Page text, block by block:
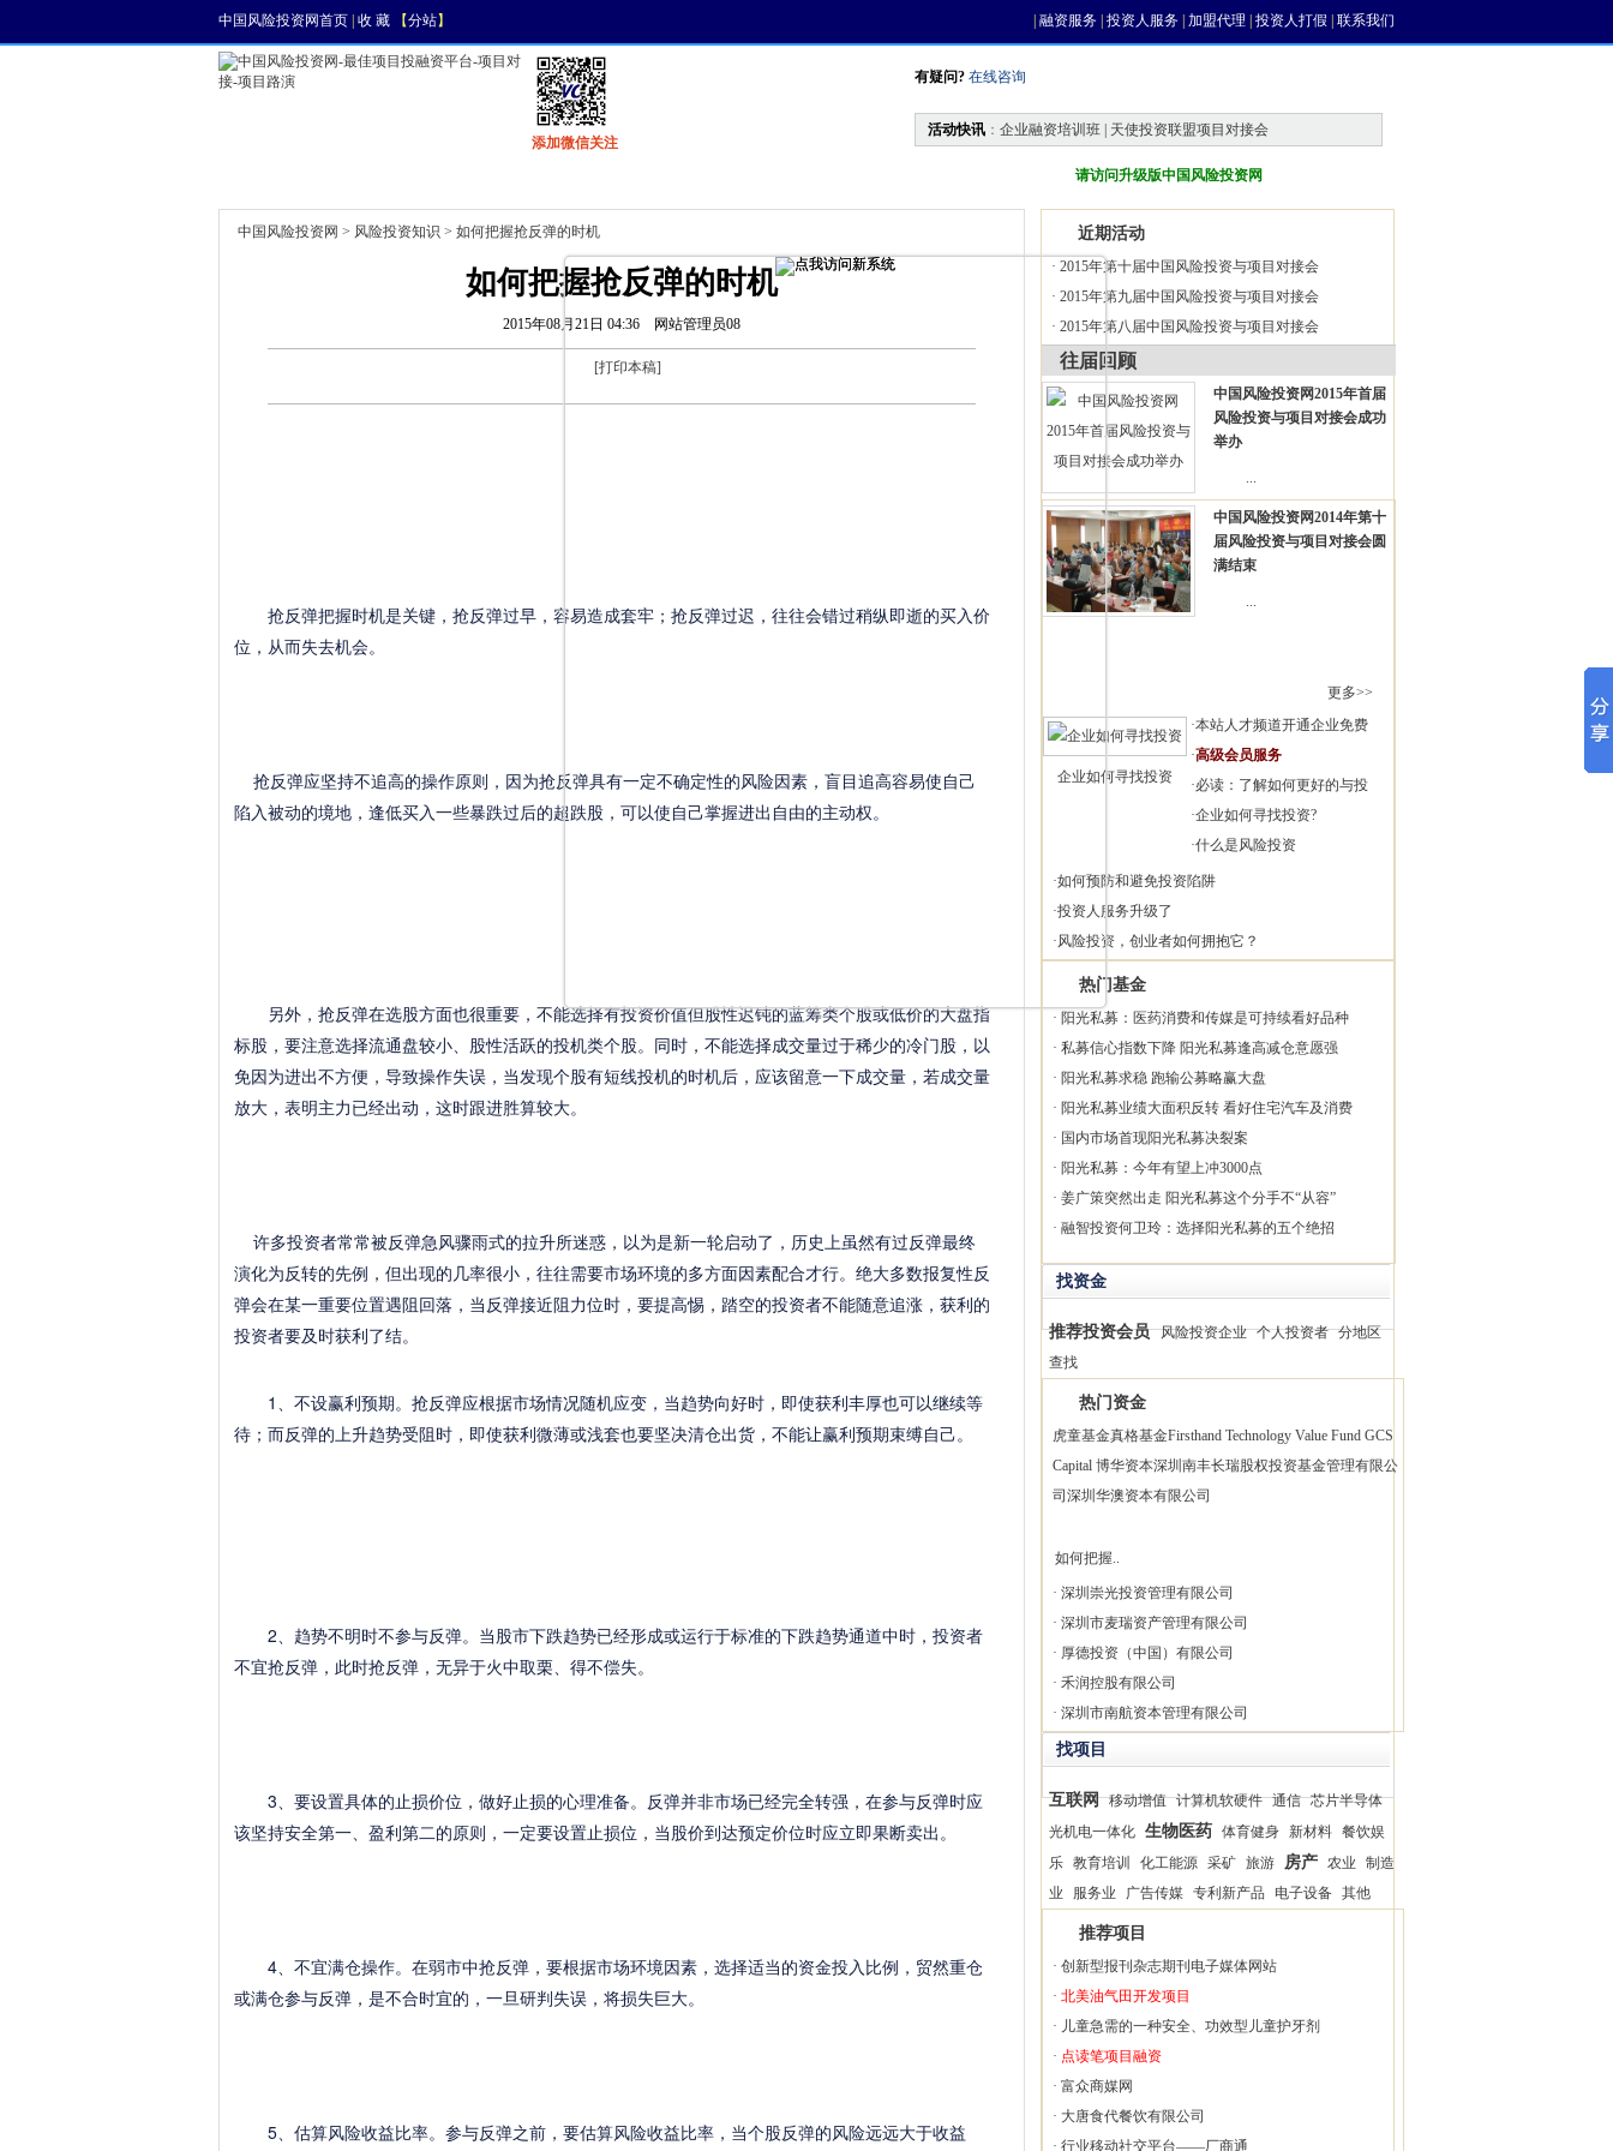
中国风险投资网首页 收 藏 【分站】 融资服务 投资人服务 加盟代理 投资人打假 联系我们
添加微信关注
有疑问? 在线咨询
活动快讯 ： 企业融资培训班 | 天使投资联盟项目对接会
请访问升级版中国风险投资网
中国风险投资网 > 风险投资知识 > 如何把握抢反弹的时机
如何把握抢反弹的时机
2015年08月21日 04:36 网站管理员08
[打印本稿]
抢反弹把握时机是关键，抢反弹过早，容易造成套牢；抢反弹过迟，往往会错过稍纵即逝的买入价
位，从而失去机会。
抢反弹应坚持不追高的操作原则，因为抢反弹具有一定不确定性的风险因素，盲目追高容易使自己
陷入被动的境地，逢低买入一些暴跌过后的超跌股，可以使自己掌握进出自由的主动权。
另外，抢反弹在选股方面也很重要，不能选择有投资价值但股性迟钝的蓝筹类个股或低价的大盘指
标股，要注意选择流通盘较小、股性活跃的投机类个股。同时，不能选择成交量过于稀少的冷门股，以
免因为进出不方便，导致操作失误，当发现个股有短线投机的时机后，应该留意一下成交量，若成交量
放大，表明主力已经出动，这时跟进胜算较大。
许多投资者常常被反弹急风骤雨式的拉升所迷惑，以为是新一轮启动了，历史上虽然有过反弹最终
演化为反转的先例，但出现的几率很小，往往需要市场环境的多方面因素配合才行。绝大多数报复性反
弹会在某一重要位置遇阻回落，当反弹接近阻力位时，要提高惕，踏空的投资者不能随意追涨，获利的
投资者要及时获利了结。
1、不设赢利预期。抢反弹应根据市场情况随机应变，当趋势向好时，即使获利丰厚也可以继续等
待；而反弹的上升趋势受阻时，即使获利微薄或浅套也要坚决清仓出货，不能让赢利预期束缚自己。
2、趋势不明时不参与反弹。当股市下跌趋势已经形成或运行于标准的下跌趋势通道中时，投资者
不宜抢反弹，此时抢反弹，无异于火中取栗、得不偿失。
3、要设置具体的止损价位，做好止损的心理准备。反弹并非市场已经完全转强，在参与反弹时应
该坚持安全第一、盈利第二的原则，一定要设置止损位，当股价到达预定价位时应立即果断卖出。
4、不宜满仓操作。在弱市中抢反弹，要根据市场环境因素，选择适当的资金投入比例，贸然重仓
或满仓参与反弹，是不合时宜的，一旦研判失误，将损失巨大。
5、估算风险收益比率。参与反弹之前，要估算风险收益比率，当个股反弹的风险远远大于收益
近期活动
· 2015年第十届中国风险投资与项目对接会
· 2015年第九届中国风险投资与项目对接会
· 2015年第八届中国风险投资与项目对接会
往届回顾
中国风险投资网2015年首届
风险投资与项目对接会成功
举办
...
中国风险投资网2014年第十
届风险投资与项目对接会圆
满结束
...
更多>>
企业如何寻找投资
·本站人才频道开通企业免费
·高级会员服务
·必读：了解如何更好的与投
·企业如何寻找投资?
·什么是风险投资
·如何预防和避免投资陷阱
·投资人服务升级了
·风险投资，创业者如何拥抱它？
热门基金
· 阳光私募：医药消费和传媒是可持续看好品种
· 私募信心指数下降 阳光私募逢高减仓意愿强
· 阳光私募求稳 跑输公募略赢大盘
· 阳光私募业绩大面积反转 看好住宅汽车及消费
· 国内市场首现阳光私募决裂案
· 阳光私募：今年有望上冲3000点
· 姜广策突然出走 阳光私募这个分手不“从容”
· 融智投资何卫玲：选择阳光私募的五个绝招
找资金
推荐投资会员 风险投资企业 个人投资者 分地区
查找
热门资金
虎童基金真格基金Firsthand Technology Value Fund GCS
Capital 博华资本深圳南丰长瑞股权投资基金管理有限公
司 深圳华澳资本有限公司
如何把握..
· 深圳崇光投资管理有限公司
· 深圳市麦瑞资产管理有限公司
· 厚德投资（中国）有限公司
· 禾润控股有限公司
· 深圳市南航资本管理有限公司
找项目
互联网 移动增值 计算机软硬件 通信 芯片半导体
光机电一体化 生物医药 体育健身 新材料 餐饮娱
乐 教育培训 化工能源 采矿 旅游 房产 农业
制造
业
服务业 广告传媒 专利新产品 电子设备 其他
推荐项目
· 创新型报刊杂志期刊电子媒体网站
· 北美油气田开发项目
· 儿童急需的一种安全、功效型儿童护牙剂
· 点读笔项目融资
· 富众商媒网
· 大唐食代餐饮有限公司
· 行业移动社交平台——厂商通